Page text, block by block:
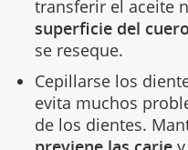
transferir el aceite
superficie del
se reseque.
Cepillarse los
evita muchos
de los dientes.